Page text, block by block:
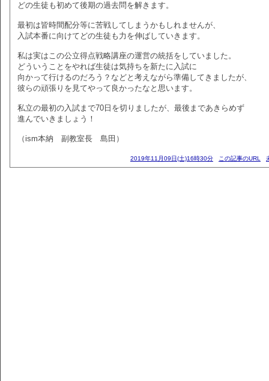
どの生徒も初めて後期の過去問を解きます。
最初は皆時間配分等に苦戦してしまうかもしれませんが、
入試本番に向けてどの生徒も力を伸ばしていきます。
私は実はこの公立得点戦略講座の運営の統括をしていました。
どういうことをやれば生徒は気持ちを新たに入試に
向かって行けるのだろう？などと考えながら準備してきましたが、
彼らの頑張りを見てやって良かったなと思います。
私立の最初の入試まで70日を切りましたが、最後まであきらめず
進んでいきましょう！
（ism本納 副教室長 島田）
2019年11月09日(土)16時30分 この記事のURL